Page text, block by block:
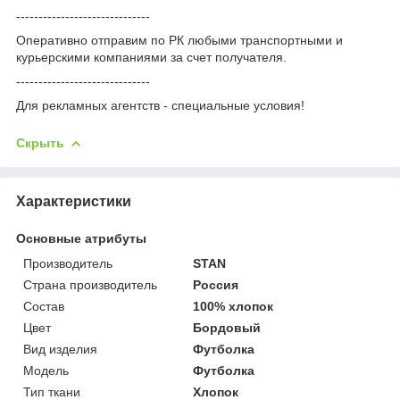
------------------------------
Оперативно отправим по РК любыми транспортными и
курьерскими компаниями за счет получателя.
------------------------------
Для рекламных агентств - специальные условия!
Скрыть
Характеристики
Основные атрибуты
Производитель
STAN
Страна производитель
Россия
Состав
100% хлопок
Цвет
Бордовый
Вид изделия
Футболка
Мoдель
Футболка
Тип ткани
Хлопок